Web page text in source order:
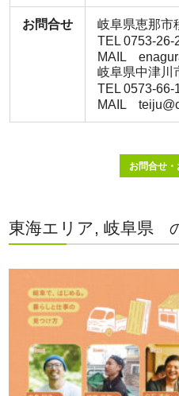
お問合せ
岐阜県恵那市
TEL 0753-26-
MAIL
岐阜県中津川
TEL 0573-66-
MAIL
お問合せ
東海エリア, 岐阜県